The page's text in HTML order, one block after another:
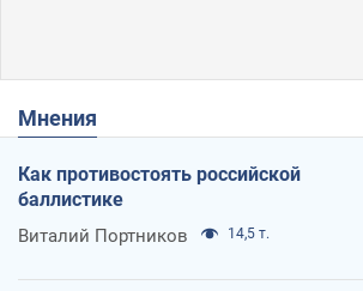
Мнения
Как противостоять российской
баллистике
Виталий Портников 14,5 т.